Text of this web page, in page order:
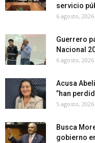
servicio
6 agosto, 2026
Guerrero
Nacional
6 agosto, 2026
Acusa
”han
5 agosto, 2026
Busca
gobierno